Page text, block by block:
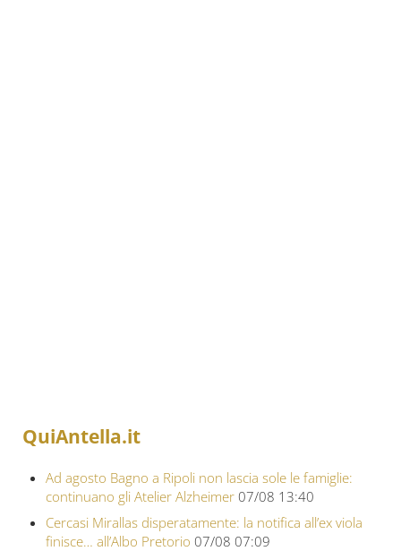
QuiAntella.it
Ad agosto Bagno a Ripoli non lascia sole le famiglie:
continuano gli Atelier Alzheimer 07/08 13:40
Cercasi Mirallas disperatamente: la notifica all’ex viola
finisce… all’Albo Pretorio 07/08 07:09